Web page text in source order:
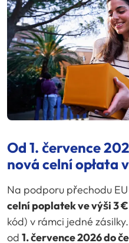
Od 1. července
nová celní opłata
Na podporu přechodu
celní poplatek ve výši 3 €
kód) v rámci jedné
od 1. července 2026 do